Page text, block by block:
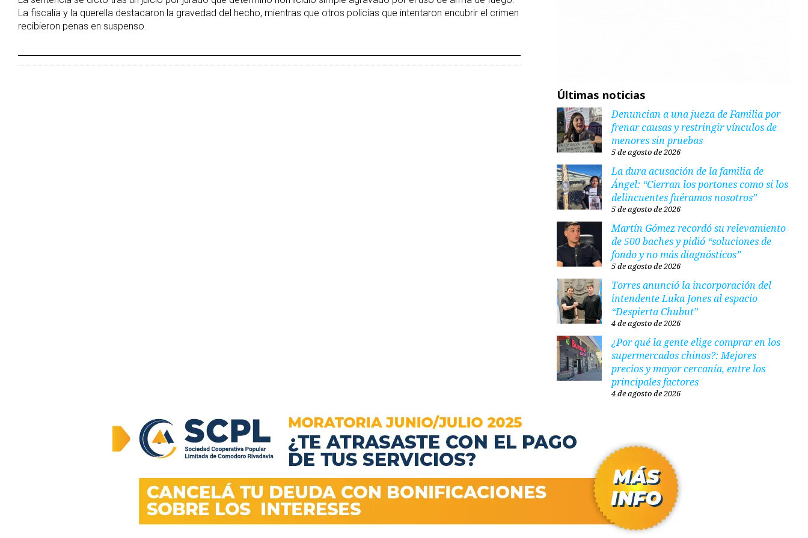
La fiscalía y la querella destacaron la gravedad del hecho, mientras que otros policías que intentaron encubrir el crimen
recibieron penas en suspenso.
Últimas noticias
Denuncian a una jueza de Familia por
frenar causas y restringir vínculos de
menores sin pruebas
5 de agosto de 2026
La dura acusación de la familia de
Ángel: “Cierran los portones como si los
delincuentes fuéramos nosotros”
5 de agosto de 2026
Martín Gómez recordó su relevamiento
de 500 baches y pidió “soluciones de
fondo y no más diagnósticos”
5 de agosto de 2026
Torres anunció la incorporación del
intendente Luka Jones al espacio
“Despierta Chubut”
4 de agosto de 2026
¿Por qué la gente elige comprar en los
supermercados chinos?: Mejores
precios y mayor cercanía, entre los
principales factores
4 de agosto de 2026